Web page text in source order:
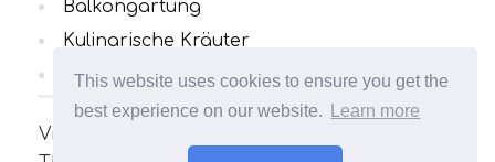
This website uses cookies to ensure you get the
best experience on our website.
Learn more
Viele interessante und nützliche Artikel zum
Balkongärtung
Kulinarische Kräuter
Alle Kategorien